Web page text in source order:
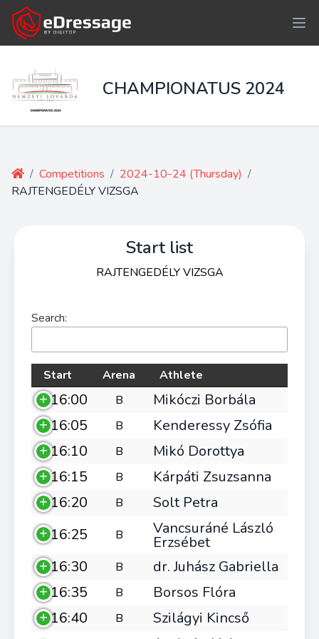
CHAMPIONATUS 2024
/ Competitions / 2024-10-24 (Thursday) /
RAJTENGEDÉLY VIZSGA
Start list
RAJTENGEDÉLY VIZSGA
Search:
Start Arena Athlete
16:00 B
Mikóczi Borbála
16:05
B
Kenderessy Zsófia
16:10
B
Mikó Dorottya
16:15
B
Kárpáti Zsuzsanna
16:20
B
Solt Petra
16:25
B Vancsuráné László
Erzsébet
16:30
B
dr. Juhász Gabriella
16:35
B
Borsos Flóra
16:40
B
Szilágyi Kincső